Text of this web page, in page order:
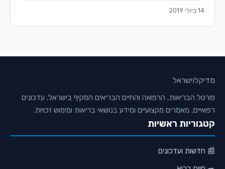
14 ביולי 2019
מדיקלוישראל
פורטל הבריאות, הרפואה והחיים הבריאים המקיף בישראל. עדכונים
רפואיים, מאמרים מקצועיים ומידע בנושאי בריאות ומימוש זכויות.
קטגוריות ראשיות
📰 חדשות ועדכונים